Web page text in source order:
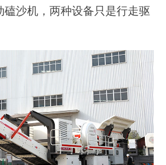
磕沙机，两种设备只是行走驱